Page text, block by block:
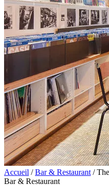
Accueil / Bar & Restaurant /
Bar & Restaurant